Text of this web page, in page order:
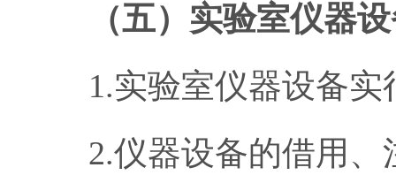
（五）实验室仪器
1.实验室仪器设备
2.仪器设备的借用